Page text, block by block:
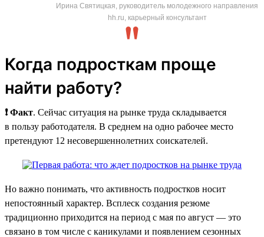
Ирина Святицкая, руководитель молодежного направления
hh.ru, карьерный консультант
Когда подросткам проще
найти работу?
❗ Факт. Сейчас ситуация на рынке труда складывается
в пользу работодателя. В среднем на одно рабочее место
претендуют 12 несовершеннолетних соискателей.
Но важно понимать, что активность подростков носит
непостоянный характер. Всплеск создания резюме
традиционно приходится на период с мая по август — это
связано в том числе с каникулами и появлением сезонных